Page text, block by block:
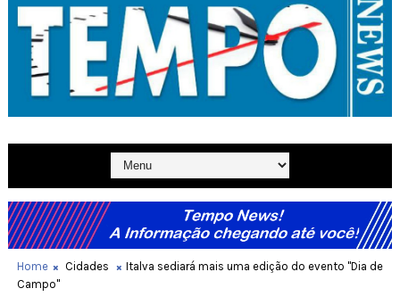
Home Cidades
Italva sediará mais uma edição do evento "Dia de
Campo"